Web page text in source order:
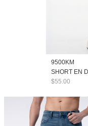
9500KM
SHORT EN
$55.00